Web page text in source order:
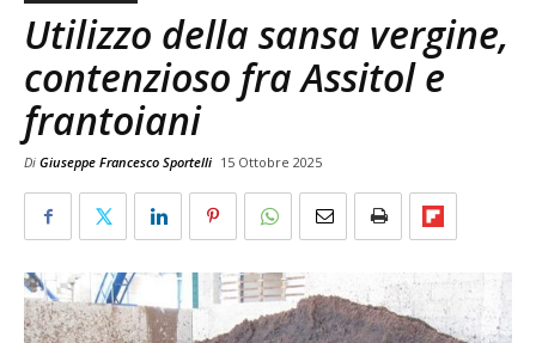
Utilizzo della sansa vergine,
contenzioso fra Assitol e
frantoiani
Di Giuseppe Francesco Sportelli 15 Ottobre 2025